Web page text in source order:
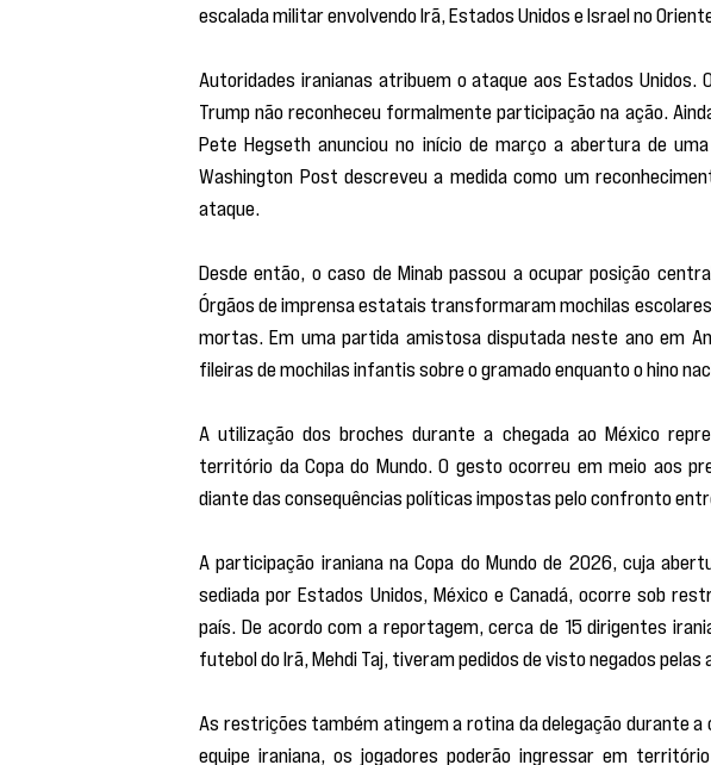
escalada militar envolvendo Irã, Estados Unidos e Israel no
Autoridades iranianas atribuem o ataque aos Estados Unidos.
Trump não reconheceu formalmente participação na ação.
Pete Hegseth anunciou no início de março a abertura de
Washington Post descreveu a medida como um
ataque.
Desde então, o caso de Minab passou a ocupar posição
Órgãos de imprensa estatais transformaram mochilas
mortas. Em uma partida amistosa disputada neste ano em
fileiras de mochilas infantis sobre o gramado enquanto o hino
A utilização dos broches durante a chegada ao México
território da Copa do Mundo. O gesto ocorreu em meio aos
diante das consequências políticas impostas pelo confronto
A participação iraniana na Copa do Mundo de 2026, cuja
sediada por Estados Unidos, México e Canadá, ocorre sob
país. De acordo com a reportagem, cerca de 15 dirigentes
futebol do Irã, Mehdi Taj, tiveram pedidos de visto negados
As restrições também atingem a rotina da delegação durante
equipe iraniana, os jogadores poderão ingressar em